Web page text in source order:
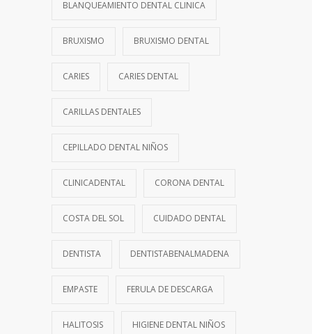
BLANQUEAMIENTO DENTAL CLINICA
BRUXISMO BRUXISMO DENTAL
CARIES CARIES DENTAL
CARILLAS DENTALES
CEPILLADO DENTAL NIÑOS
CLINICADENTAL CORONA DENTAL
COSTA DEL SOL CUIDADO DENTAL
DENTISTA DENTISTABENALMADENA
EMPASTE FERULA DE DESCARGA
HALITOSIS HIGIENE DENTAL NIÑOS